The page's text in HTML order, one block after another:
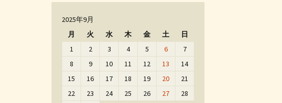
2025年9月
月
火 水 木 金 土 日
1 2 3 4 5 6
7
8
9 10 11 12 13
14
15
16 17 18 19 20
21
22
23 24 25 26 27
28